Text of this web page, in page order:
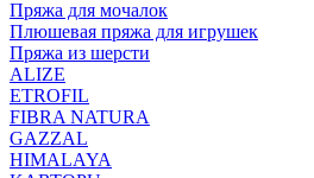
Пряжа для мочалок
Плюшевая пряжа для игрушек
Пряжа из шерсти
ALIZE
ETROFIL
FIBRA NATURA
GAZZAL
HIMALAYA